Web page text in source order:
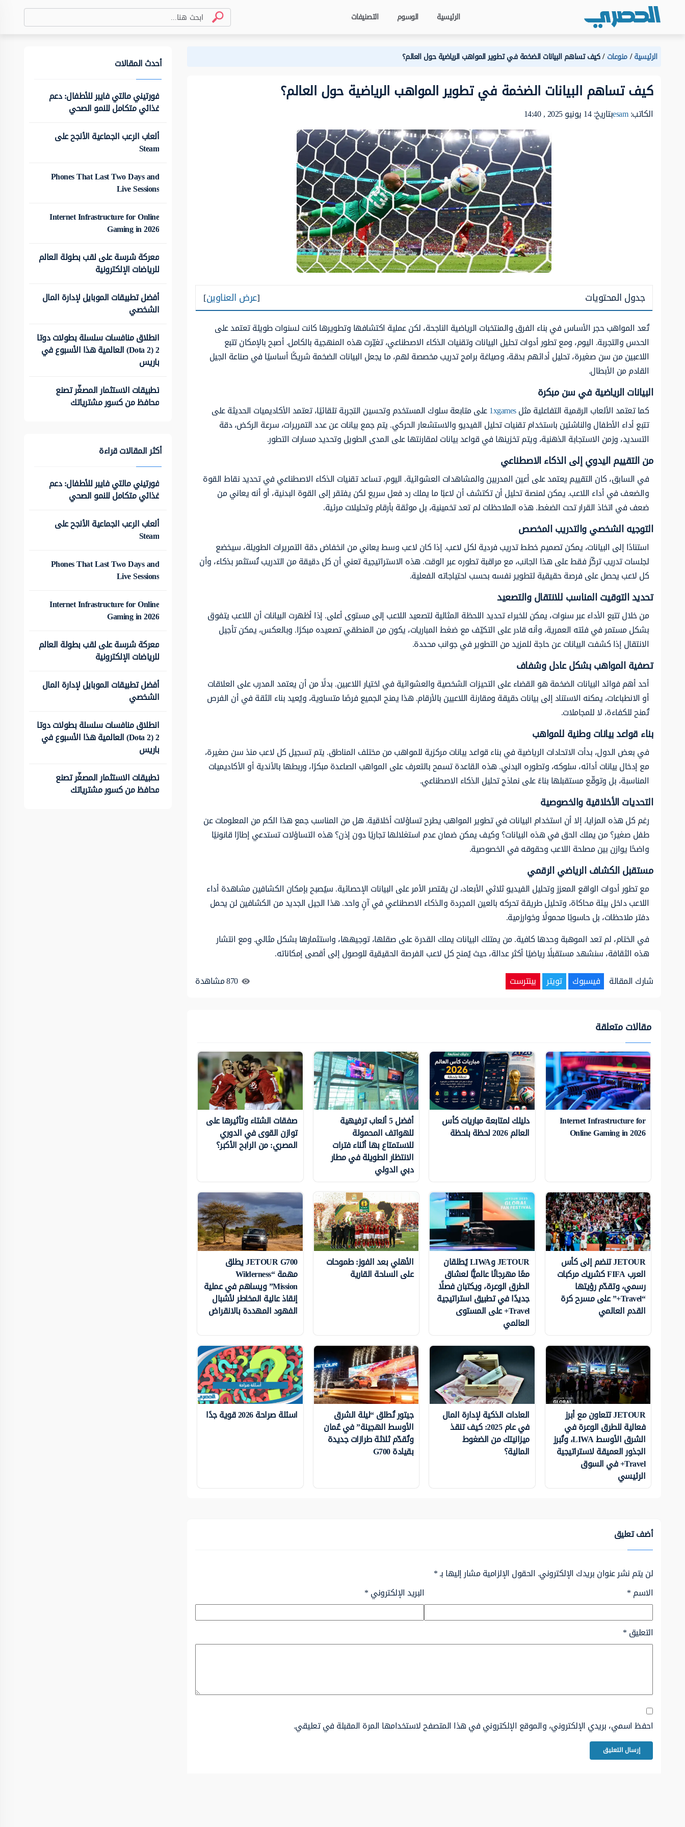
الرئيسية الوسوم التصنيفات
الرئيسية منوعات كيف تساهم البيانات الضخمة في تطوير المواهب الرياضية حول العالم؟
كيف تساهم البيانات الضخمة في تطوير المواهب الرياضية حول العالم؟
الكاتب:esamبتاريخ: 14 يونيو 2025 , 14:40
جدول المحتويات [عرض العناوين]
تُعد المواهب حجر الأساس في بناء الفرق والمنتخبات الرياضية الناجحة، لكن عملية اكتشافها وتطويرها كانت لسنوات طويلة تعتمد على
الحدس والتجربة. اليوم، ومع تطور أدوات تحليل البيانات وتقنيات الذكاء الاصطناعي، تغيّرت هذه المنهجية بالكامل. أصبح بالإمكان تتبع
اللاعبين من سن صغيرة، تحليل أدائهم بدقة، وصياغة برامج تدريب مخصصة لهم، ما يجعل البيانات الضخمة شريكًا أساسيًا في صناعة الجيل
القادم من الأبطال.
البيانات الرياضية في سن مبكرة
كما تعتمد الألعاب الرقمية التفاعلية مثل1xgamesعلى متابعة سلوك المستخدم وتحسين التجربة تلقائيًا، تعتمد الأكاديميات الحديثة على
تتبع أداء الأطفال والناشئين باستخدام تقنيات تحليل الفيديو والاستشعار الحركي. يتم جمع بيانات عن عدد التمريرات، سرعة الركض، دقة
التسديد، وزمن الاستجابة الذهنية، ويتم تخزينها في قواعد بيانات لمقارنتها على المدى الطويل وتحديد مسارات التطور.
من التقييم اليدوي إلى الذكاء الاصطناعي
في السابق، كان التقييم يعتمد على أعين المدربين والمشاهدات العشوائية. اليوم، تساعد تقنيات الذكاء الاصطناعي في تحديد نقاط القوة
والضعف في أداء اللاعب. يمكن لمنصة تحليل أن تكتشف أن لاعبًا ما يملك رد فعل سريع لكن يفتقر إلى القوة البدنية، أو أنه يعاني من
ضعف في اتخاذ القرار تحت الضغط. هذه الملاحظات لم تعد تخمينية، بل موثقة بأرقام وتحليلات مرئية.
التوجيه الشخصي والتدريب المخصص
استنادًا إلى البيانات، يمكن تصميم خطط تدريب فردية لكل لاعب. إذا كان لاعب وسط يعاني من انخفاض دقة التمريرات الطويلة، سيخضع
لجلسات تدريب تركّز فقط على هذا الجانب، مع مراقبة تطوره عبر الوقت. هذه الاستراتيجية تعني أن كل دقيقة من التدريب تُستثمر بذكاء، وأن
كل لاعب يحصل على فرصة حقيقية لتطوير نفسه بحسب احتياجاته الفعلية.
تحديد التوقيت المناسب للانتقال والتصعيد
من خلال تتبع الأداء عبر سنوات، يمكن للخبراء تحديد اللحظة المثالية لتصعيد اللاعب إلى مستوى أعلى. إذا أظهرت البيانات أن اللاعب يتفوق
بشكل مستمر في فئته العمرية، وأنه قادر على التكيّف مع ضغط المباريات، يكون من المنطقي تصعيده مبكرًا. وبالعكس، يمكن تأجيل
الانتقال إذا كشفت البيانات عن حاجة للمزيد من التطوير في جوانب محددة.
تصفية المواهب بشكل عادل وشفاف
أحد أهم فوائد البيانات الضخمة هو القضاء على التحيزات الشخصية والعشوائية في اختيار اللاعبين. بدلًا من أن يعتمد المدرب على العلاقات
أو الانطباعات، يمكنه الاستناد إلى بيانات دقيقة ومقارنة اللاعبين بالأرقام. هذا يمنح الجميع فرصًا متساوية، ويُعيد بناء الثقة في أن الفرص
تُمنح للكفاءة، لا للمجاملات.
بناء قواعد بيانات وطنية للمواهب
في بعض الدول، بدأت الاتحادات الرياضية في بناء قواعد بيانات مركزية للمواهب من مختلف المناطق. يتم تسجيل كل لاعب منذ سن صغيرة،
مع إدخال بيانات أدائه، سلوكه، وتطوره البدني. هذه القاعدة تسمح بالتعرف على المواهب الصاعدة مبكرًا، وربطها بالأندية أو الأكاديميات
المناسبة، بل وتوقّع مستقبلها بناءً على نماذج تحليل الذكاء الاصطناعي.
التحديات الأخلاقية والخصوصية
رغم كل هذه المزايا، إلا أن استخدام البيانات في تطوير المواهب يطرح تساؤلات أخلاقية. هل من المناسب جمع هذا الكم من المعلومات عن
طفل صغير؟ من يملك الحق في هذه البيانات؟ وكيف يمكن ضمان عدم استغلالها تجاريًا دون إذن؟ هذه التساؤلات تستدعي إطارًا قانونيًا
واضحًا يوازن بين مصلحة اللاعب وحقوقه في الخصوصية.
مستقبل الكشاف الرياضي الرقمي
مع تطور أدوات الواقع المعزز وتحليل الفيديو ثلاثي الأبعاد، لن يقتصر الأمر على البيانات الإحصائية. سيُصبح بإمكان الكشافين مشاهدة أداء
اللاعب داخل بيئة محاكاة، وتحليل طريقة تحركه بالعين المجردة والذكاء الاصطناعي في آنٍ واحد. هذا الجيل الجديد من الكشافين لن يحمل
دفتر ملاحظات، بل حاسوبًا محمولًا وخوارزمية.
في الختام، لم تعد الموهبة وحدها كافية. من يمتلك البيانات يملك القدرة على صقلها، توجيهها، واستثمارها بشكل مثالي. ومع انتشار
هذه الثقافة، سنشهد مستقبلًا رياضيًا أكثر عدالة، حيث يُمنح كل لاعب الفرصة الحقيقية للوصول إلى أقصى إمكاناته.
شارك المقالة
فيسبوك تويتر بينترست 870مشاهدة
مقالات متعلقة
Internet Infrastructure for
Online Gaming in 2026
دليلك لمتابعة مباريات كأس
العالم 2026 لحظة بلحظة
أفضل 5 ألعاب ترفيهية
للهواتف المحمولة
للاستمتاع بها أثناء فترات
الانتظار الطويلة في مطار
دبي الدولي
صفقات الشتاء وتأثيرها على
توازن القوى في الدوري
المصري: من الرابح الأكبر؟
JETOUR تنضم إلى كأس
العرب FIFA كشريك مركبات
رسمي، وتقدّم رؤيتها
“Travel+” على مسرح كرة
القدم العالمي
JETOUR وLIWA يُطلقان
معًا مهرجانًا عالميًّا لعشاق
الطرق الوعرة، ويكتبان فصلًا
جديدًا في تطبيق استراتيجية
Travel+ على المستوى
العالمي
الأهلي بعد الفوز: طموحات
على الساحة القارية
JETOUR G700 يطلق
مهمة “Wilderness
Mission” ويساهم في عملية
إنقاذ عالية المخاطر لأشبال
الفهود المهددة بالانقراض
JETOUR تتعاون مع أبرز
فعالية للطرق الوعرة في
الشرق الأوسط LIWA، وتُبرز
الجذور العميقة لاستراتيجية
Travel+ في السوق
الرئيسي
العادات الذكية لإدارة المال
في عام 2025: كيف تنقذ
ميزانيتك من الضغوط
المالية؟
جيتور تُطلق “ليلة الشرق
الأوسط الهجينة” في عُمان
وتُقدّم ثلاثة طرازات جديدة
بقيادة G700
اسئلة صراحة 2026 قوية جدًا
أضف تعليق
لن يتم نشر عنوان بريدك الإلكتروني. الحقول الإلزامية مشار إليها بـ*
الاسم* البريد الإلكتروني*
التعليق*
احفظ اسمي، بريدي الإلكتروني، والموقع الإلكتروني في هذا المتصفح لاستخدامها المرة المقبلة في تعليقي.
أحدث المقالات
فورتيني مالتي فايبر للأطفال: دعم
غذائي متكامل للنمو الصحي
ألعاب الرعب الجماعية الأنجح على
Steam
Phones That Last Two Days and
Live Sessions
Internet Infrastructure for Online
Gaming in 2026
معركة شرسة على لقب بطولة العالم
للرياضات الإلكترونية
أفضل تطبيقات الموبايل لإدارة المال
الشخصي
انطلاق منافسات سلسلة بطولات دوتا
2 (Dota 2) العالمية هذا الأسبوع في
باريس
تطبيقات الاستثمار المصغّر تصنع
محافظ من كسور مشترياتك
أكثر المقالات قراءة
فورتيني مالتي فايبر للأطفال: دعم
غذائي متكامل للنمو الصحي
ألعاب الرعب الجماعية الأنجح على
Steam
Phones That Last Two Days and
Live Sessions
Internet Infrastructure for Online
Gaming in 2026
معركة شرسة على لقب بطولة العالم
للرياضات الإلكترونية
أفضل تطبيقات الموبايل لإدارة المال
الشخصي
انطلاق منافسات سلسلة بطولات دوتا
2 (Dota 2) العالمية هذا الأسبوع في
باريس
تطبيقات الاستثمار المصغّر تصنع
محافظ من كسور مشترياتك